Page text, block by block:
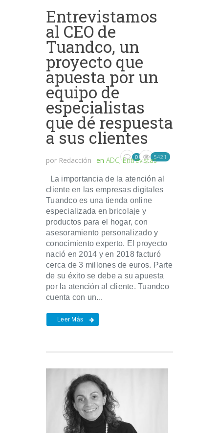
Entrevistamos
al CEO de
Tuandco, un
proyecto que
apuesta por un
equipo de
especialistas
que dé respuesta
a sus clientes
por Redacción en ADC,Entrevistas
0 5421
La importancia de la atención al
cliente en las empresas digitales
Tuandco es una tienda online
especializada en bricolaje y
productos para el hogar, con
asesoramiento personalizado y
conocimiento experto. El proyecto
nació en 2014 y en 2018 facturó
cerca de 3 millones de euros. Parte
de su éxito se debe a su apuesta
por la atención al cliente. Tuandco
cuenta con un...
Leer Más